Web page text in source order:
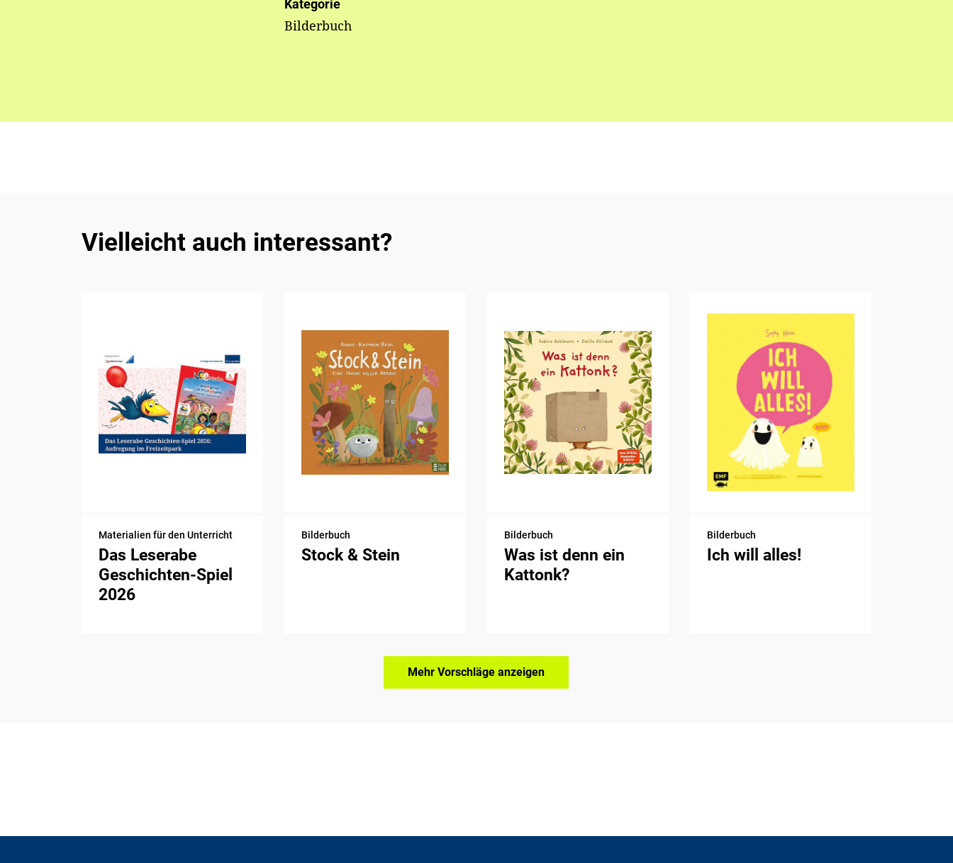
Kategorie
Bilderbuch
Vielleicht auch interessant?
Materialien für den Unterricht
Das Leserabe
Geschichten-Spiel
2026
Bilderbuch
Stock & Stein
Bilderbuch
Was ist denn ein
Kattonk?
Bilderbuch
Ich will alles!
Mehr Vorschläge anzeigen